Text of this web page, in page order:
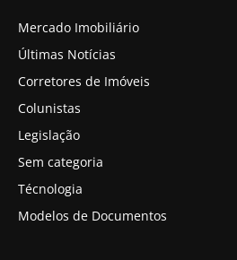
Mercado Imobiliário
Últimas Notícias
Corretores de Imóveis
Colunistas
Legislação
Sem categoria
Técnologia
Modelos de Documentos